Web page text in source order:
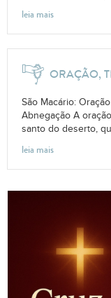
leia mais
ORAÇÃO,
São Macário:
Abnegação A
santo do deserto,
leia mais